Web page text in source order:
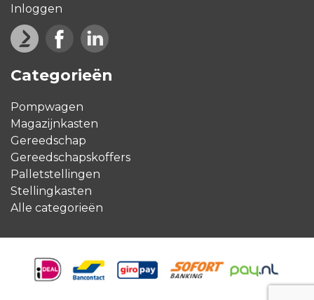
Inloggen
Categorieën
Pompwagen
Magazijnkasten
Gereedschap
Gereedschapskoffers
Palletstellingen
Stellingkasten
Alle categorieën